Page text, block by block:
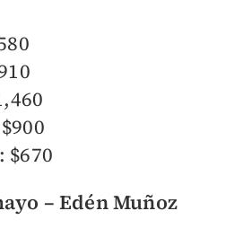
$670
– Edén Muñoz